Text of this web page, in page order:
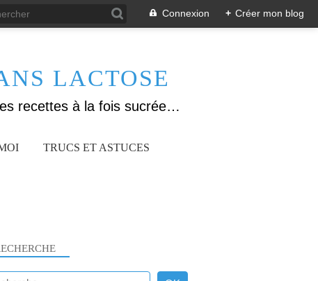
Connexion + Créer mon blog
LACTOSE
Allergique au gluten, lactose (et caséine) et passionnée de cuisine, j'élabore des recettes à la fois sucrées et salées. Ayant plusieurs maladies auto immunes, j'essaie de proposer des recettes un maximum IG Bas, en portant une attention particulière sur les aliments utilisés (apports, vitamines, nutriments..). Je fais également bcp de sport donc une bonne alimentation est primordiale!
TRUCS ET ASTUCES